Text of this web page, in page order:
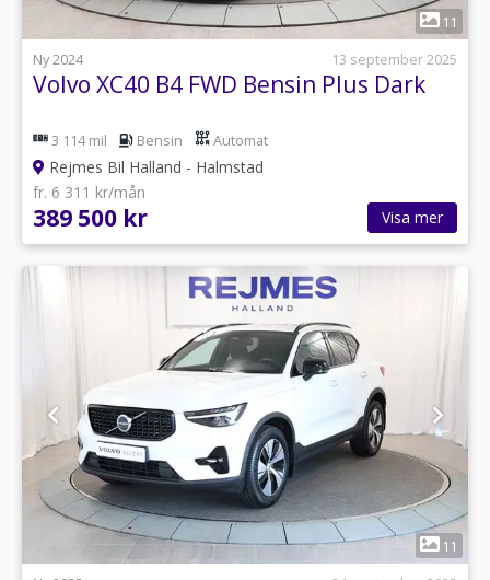
1
11
Ny 2024
13 september 2025
Volvo XC40 B4 FWD Bensin Plus Dark
3 114 mil Bensin Automat
Rejmes Bil Halland - Halmstad
fr. 6 311 kr/mån
389 500 kr Visa mer
1
11